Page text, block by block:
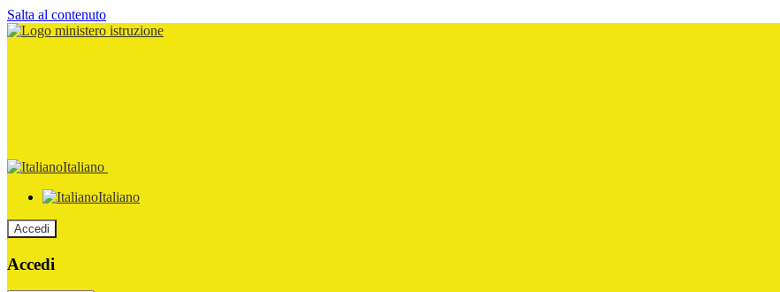
Salta al contenuto
Italiano
Italiano
Accedi
Accedi